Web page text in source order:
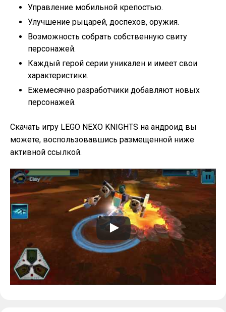
Управление мобильной крепостью.
Улучшение рыцарей, доспехов, оружия.
Возможность собрать собственную свиту
персонажей.
Каждый герой серии уникален и имеет свои
характеристики.
Ежемесячно разработчики добавляют новых
персонажей.
Скачать игру LEGO NEXO KNIGHTS на андроид вы
можете, воспользовавшись размещенной ниже
активной ссылкой.